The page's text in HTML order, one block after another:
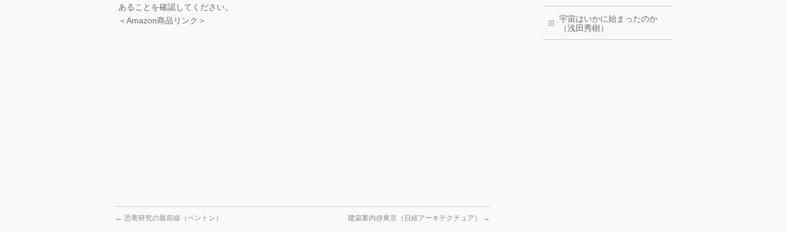
あることを確認してください。
＜Amazon商品リンク＞
← 恐竜研究の最前線（ベントン） 建築案内@東京（日経アーキテクチュア） →
宇宙はいかに始まったのか
（浅田秀樹）